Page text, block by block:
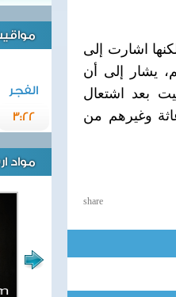
اشارت إلى
يشار إلى أن
بعد اشتعال
وغيرهم من
share
الفجر
3:22
مواد